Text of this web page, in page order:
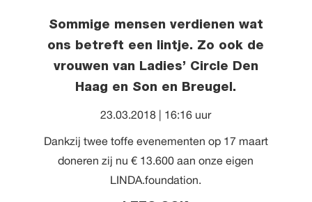
Sommige mensen verdienen wat
ons betreft een lintje. Zo ook de
vrouwen van Ladies’ Circle Den
Haag en Son en Breugel.
23.03.2018 | 16:16 uur
Dankzij twee toffe evenementen op 17 maart
doneren zij nu € 13.600 aan onze eigen
LINDA.foundation.